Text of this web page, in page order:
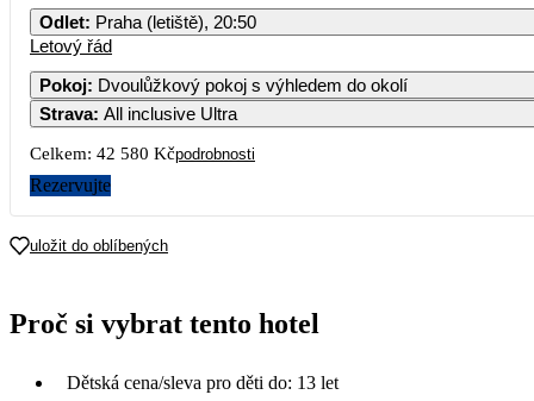
Odlet: Praha (letiště), 20:50
Letový řád
Pokoj: Dvoulůžkový pokoj s výhledem do okolí
Strava: All inclusive Ultra
Celkem: 42 580 Kčpodrobnosti
Rezervujte
uložit do oblíbených
Proč si vybrat tento hotel
Dětská cena/sleva pro děti do: 13 let